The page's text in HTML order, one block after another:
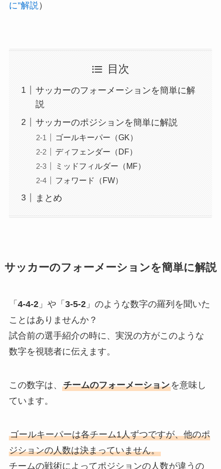
に”解説）
目次
サッカーのフォーメーションを簡単に解
説
サッカーのポジションを簡単に解説
ゴールキーパー（GK）
ディフェンダー（DF）
ミッドフィルダー（MF）
フォワード（FW）
まとめ
サッカーのフォーメーションを簡単に解説
「 4-4-2」や「 3-5-2」のような数字の羅列を聞いた
ことはありませんか？
試合前の選手紹介の時に、実況の方がこのような
数字を視聴者に伝えます。
この数字は、 チームのフォーメーションを意味し
ています。
ゴールキーパーは各チーム1人ずつですが、他のポ
ジションの人数は決まっていません。
チームの戦術によってポジションの人数が違うの